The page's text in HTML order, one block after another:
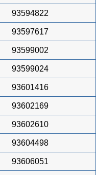
93594822
93597617
93599002
93599024
93601416
93602169
93602610
93604498
93606051